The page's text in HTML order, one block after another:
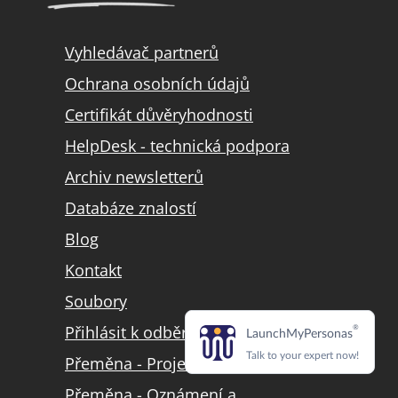
Vyhledávač partnerů
Ochrana osobních údajů
Certifikát důvěryhodnosti
HelpDesk - technická podpora
Archiv newsletterů
Databáze znalostí
Blog
Kontakt
Soubory
Přihlásit k odběru LinkedIn
Přeměna - Projekt přeměny